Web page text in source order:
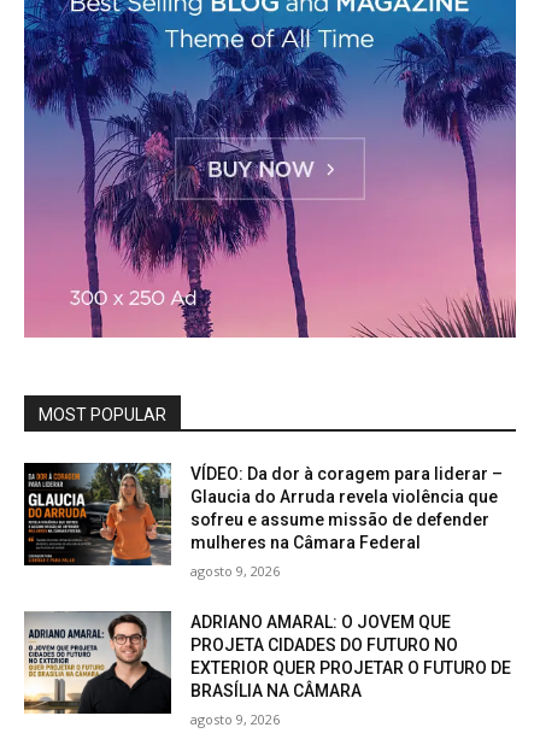
MOST POPULAR
VÍDEO: Da dor à coragem para liderar –
Glaucia do Arruda revela violência que
sofreu e assume missão de defender
mulheres na Câmara Federal
agosto 9, 2026
ADRIANO AMARAL: O JOVEM QUE
PROJETA CIDADES DO FUTURO NO
EXTERIOR QUER PROJETAR O FUTURO DE
BRASÍLIA NA CÂMARA
agosto 9, 2026